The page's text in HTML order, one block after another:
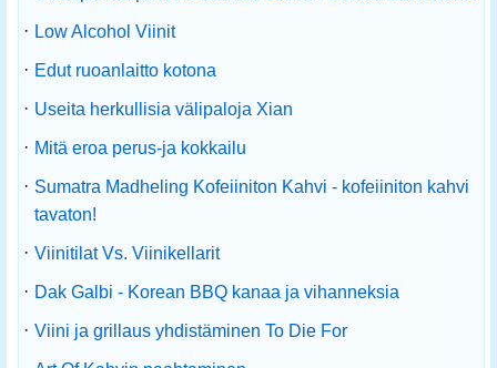
· Low Alcohol Viinit
· Edut ruoanlaitto kotona
· Useita herkullisia välipaloja Xian
· Mitä eroa perus-ja kokkailu
· Sumatra Madheling Kofeiiniton Kahvi - kofeiiniton kahvi
tavaton!
· Viinitilat Vs. Viinikellarit
· Dak Galbi - Korean BBQ kanaa ja vihanneksia
· Viini ja grillaus yhdistäminen To Die For